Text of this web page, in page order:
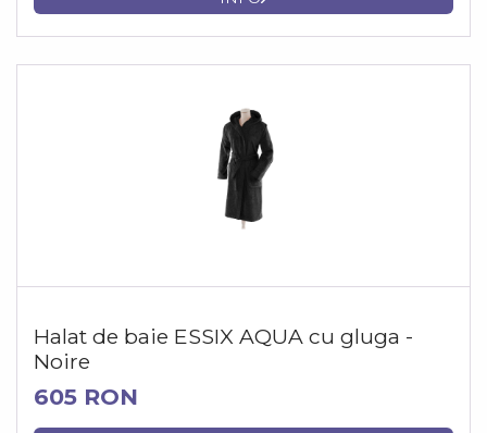
Halat de baie ESSIX AQUA cu gluga -
Noire
605 RON